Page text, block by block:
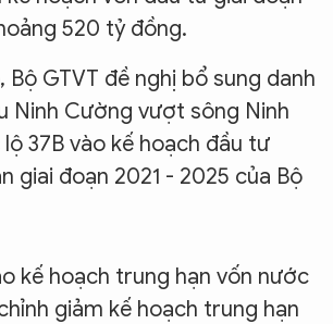
520 tỷ đồng.
Bộ GTVT đề nghị bổ sung danh
Ninh Cường vượt sông Ninh
37B vào kế hoạch đầu tư
giai đoạn 2021 - 2025 của Bộ
kế hoạch trung hạn vốn nước
giảm kế hoạch trung hạn